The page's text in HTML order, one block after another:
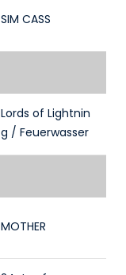
SIM CASS
Lords of Lightnin
g / Feuerwasser
MOTHER